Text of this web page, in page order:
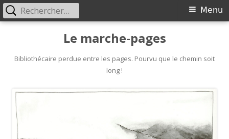
content
Le marche-pages
Bibliothécaire perdue entre les pages. Pourvu que le chemin soit
long !
Primary
Menu
Rechercher :